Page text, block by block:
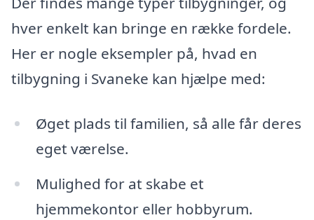
hver enkelt kan bringe en række fordele.
Her er nogle eksempler på, hvad en
tilbygning i Svaneke kan hjælpe med:
Øget plads til familien, så alle får deres
eget værelse.
Mulighed for at skabe et
hjemmekontor eller hobbyrum.